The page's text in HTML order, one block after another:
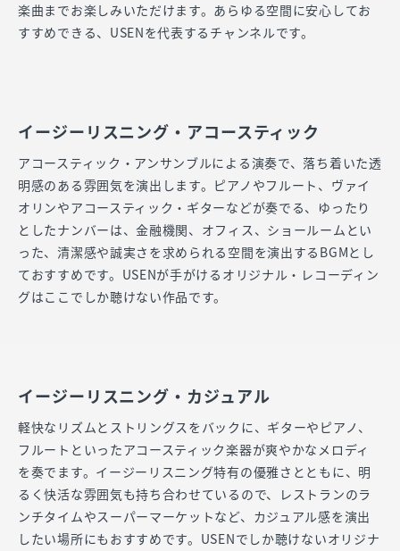
楽曲までお楽しみいただけます。あらゆる空間に安心してお
すすめできる、USENを代表するチャンネルです。
イージーリスニング・アコースティック
アコースティック・アンサンブルによる演奏で、落ち着いた透
明感のある雰囲気を演出します。ピアノやフルート、ヴァイ
オリンやアコースティック・ギターなどが奏でる、ゆったり
としたナンバーは、金融機関、オフィス、ショールームとい
った、清潔感や誠実さを求められる空間を演出するBGMとし
ておすすめです。USENが手がけるオリジナル・レコーディン
グはここでしか聴けない作品です。
イージーリスニング・カジュアル
軽快なリズムとストリングスをバックに、ギターやピアノ、
フルートといったアコースティック楽器が爽やかなメロディ
を奏でます。イージーリスニング特有の優雅さとともに、明
るく快活な雰囲気も持ち合わせているので、レストランのラ
ンチタイムやスーパーマーケットなど、カジュアル感を演出
したい場所にもおすすめです。USENでしか聴けないオリジナ